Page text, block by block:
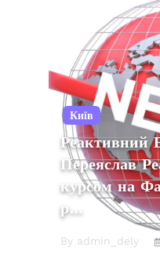
Київ
Реактивний
Переяслав
курсом на
р…
By admin_dely